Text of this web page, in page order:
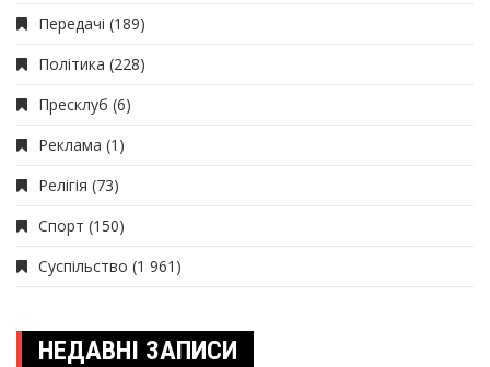
Передачі (189)
Політика (228)
Пресклуб (6)
Реклама (1)
Релігія (73)
Спорт (150)
Суспільство (1 961)
НЕДАВНІ ЗАПИСИ